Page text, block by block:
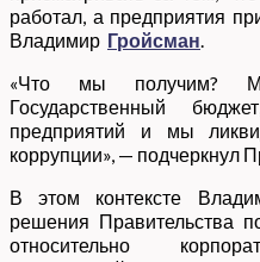
работал, а предприятия
Владимир Гройсман.
«Что мы получим?
Государственный
предприятий и мы
коррупции», — подчеркнул
В этом контексте
решения Правительства
относительно